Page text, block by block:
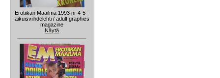
Erotiikan Maailma 1993 nr 4-5 -
aikuisviihdelehti / adult graphics
magazine
Näytä